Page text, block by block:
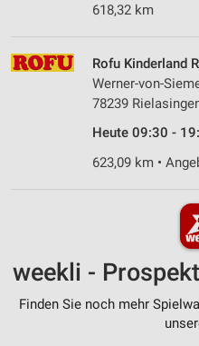
618,32 km
Rofu Kinderland
Werner-von-
78239
Heute 09:30 -
623,09 km •
weekli -
Finden Sie noch mehr